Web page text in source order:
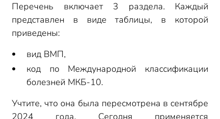
Перечень включает 3 раздела. Каждый
представлен в виде таблицы, в которой
приведены:
вид ВМП,
код по Международной классификации
болезней МКБ-10.
Учтите, что она была пересмотрена в сентябре
2024 года. Сегодня применяется